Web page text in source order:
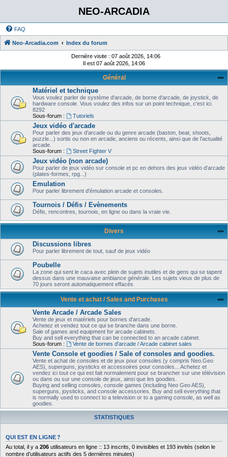
NEO-ARCADIA
FAQ
Neo-Arcadia.com Index du forum
Dernière visite : 07 août 2026, 14:06
Il est 07 août 2026, 14:06
Général
Matériel et technique
Vous voulez parler de système d'arcade, de borne d'arcade, de joystick, de
hardware console. Vous voulez des infos sur un point technique, c'est ici.
8292
Sous-forum :
Tutoriels
Jeux vidéo d'arcade
Pour parler des jeux d'arcade ou du genre arcade (baston, beat, shoots,
puzzle...) sortis ou non en arcade, anciens ou récents, ainsi que de l'actualité
arcade.
Sous-forum :
Street Fighter V
Jeux vidéo (non arcade)
Pour parler de jeux vidéo sur console et pc en dehors des jeux vidéo d'arcade
(plates-formes, rpg...)
Emulation
Pour parler librement d'émulation arcade et consoles.
Tournois / Défis / Evènements
Défis, rencontres, tournois, en ligne ou dans la vraie vie.
Divers
Discussions libres
Pour parler librement de tout, sauf de jeux vidéo
Poubelle
La zone qui sent le caca avec plein de sujets inutiles et de gens qui se tapent
dessus dans une mauvaise ambiance générale. Les sujets vieux de plus de
70 jours seront automatiquement effacés
Vente et achat / Sales and Purchases
Vente Arcade / Arcade Sales
Vente de jeux et matériels pour bornes d'arcade.
Achetez et vendez tout ce qui se branche dans une borne.
Sale of games and equipment for arcade cabinets.
Buy and sell everything that can be connected to an arcade cabinet.
Sous-forum :
Vente de bornes d'arcade / Arcade cabinet sales
Vente Console et goodies / Sale of consoles and goodies.
Vente et achat de consoles et de jeux pour consoles (y compris Neo.Geo
AES), superguns, joysticks et accessoires pour consoles... Achetez et
vendez ici tout ce qui est fait normalement pour se brancher sur une télévision
ou dans ou sur une console de jeux, ainsi que les goodies.
Buying and selling consoles, console games (including Neo Geo AES),
superguns, joysticks, and console accessories. Buy and sell everything that
is normally used to connect to a television or to a gaming console, as well as
goodies.
STATISTIQUES
QUI EST EN LIGNE ?
Au total, il y a 206 utilisateurs en ligne :: 13 inscrits, 0 invisibles et 193 invités (selon le
nombre d’utilisateurs actifs des 5 dernières minutes)